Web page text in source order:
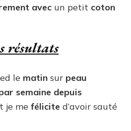
avec un petit coton
résultats
le matin sur peau
semaine depuis
je me félicite d’avoir sauté